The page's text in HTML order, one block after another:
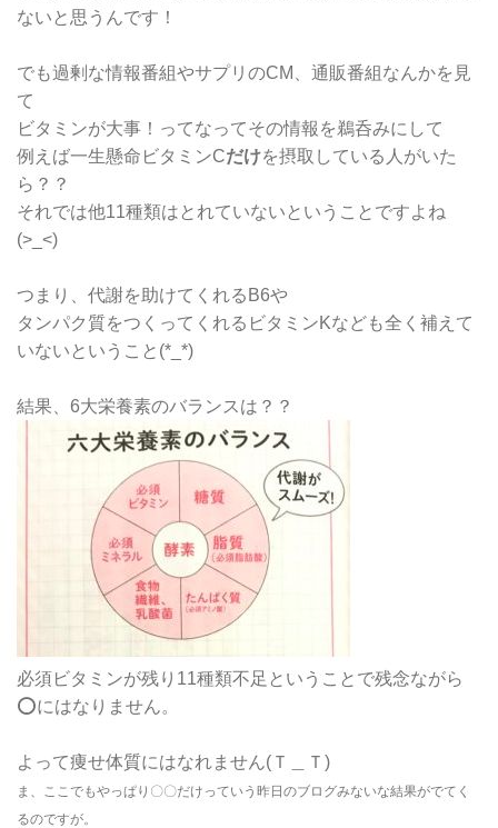
ないと思うんです！
でも過剰な情報番組やサプリのCM、通販番組なんかを見
て
ビタミンが大事！ってなってその情報を鵜呑みにして
例えば一生懸命ビタミンCだけを摂取している人がいた
ら？？
それでは他11種類はとれていないということですよね
(>_<)
つまり、代謝を助けてくれるB6や
タンパク質をつくってくれるビタミンKなども全く補えて
いないということ(*_*)
結果、6大栄養素のバランスは？？
必須ビタミンが残り11種類不足ということで残念ながら
⭕️にはなりません。
よって痩せ体質にはなれません(Ｔ＿Ｔ)
ま、ここでもやっぱり〇〇だけっていう昨日のブログみないな結果がでてく
るのですが。